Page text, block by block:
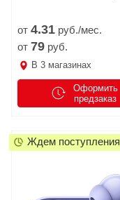
от 4.31 руб./мес.
от 79 руб.
В 3 магазинах
Оформить
предзаказ
Ждем поступления